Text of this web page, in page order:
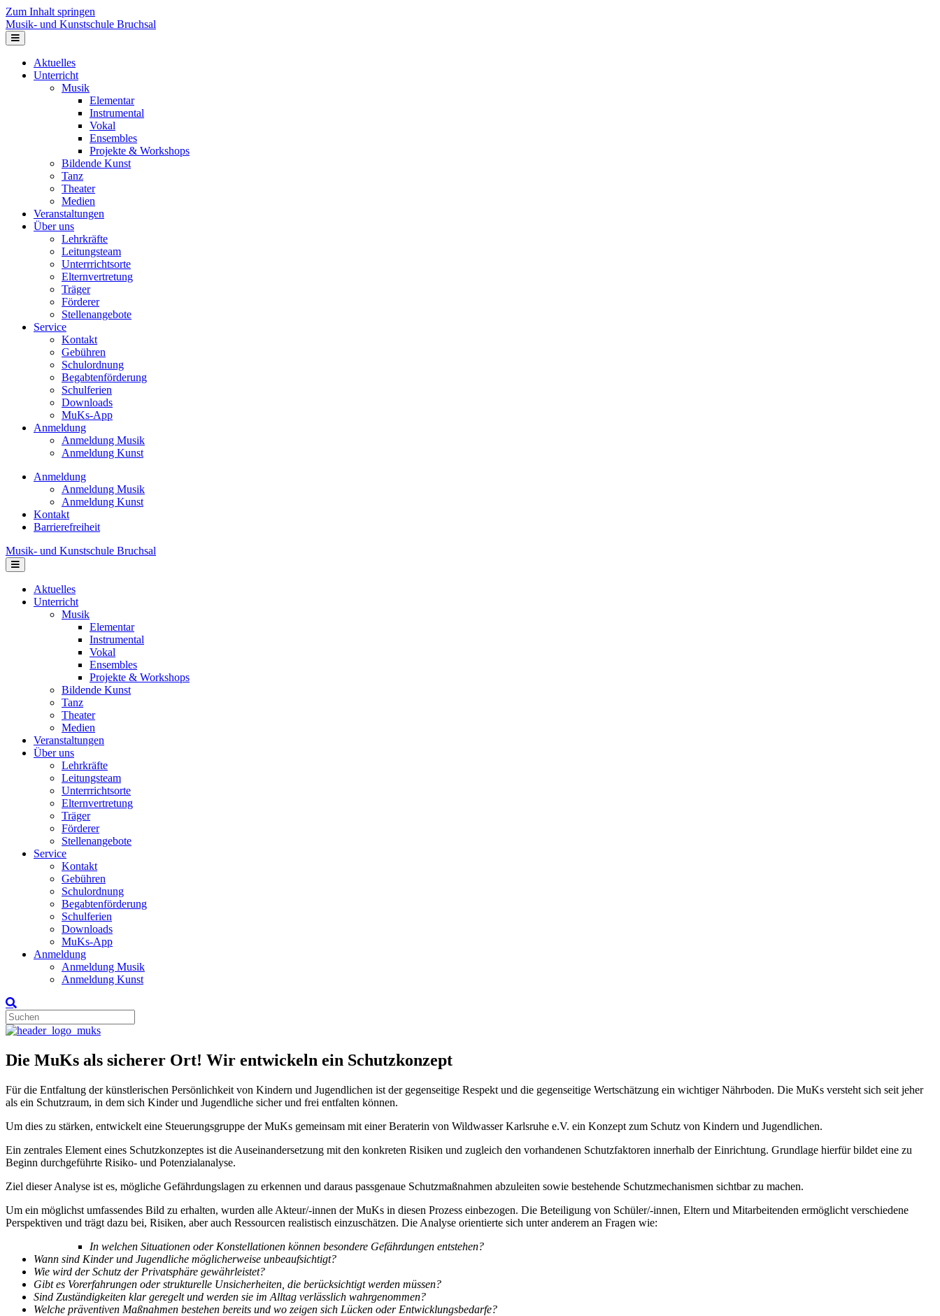
Zum Inhalt springen
Musik- und Kunstschule Bruchsal
Navigation
Aktuelles
Unterricht
Musik
Elementar
Instrumental
Vokal
Ensembles
Projekte & Workshops
Bildende Kunst
Tanz
Theater
Medien
Veranstaltungen
Über uns
Lehrkräfte
Leitungsteam
Unterrrichtsorte
Elternvertretung
Träger
Förderer
Stellenangebote
Service
Kontakt
Gebühren
Schulordnung
Begabtenförderung
Schulferien
Downloads
MuKs-App
Anmeldung
Anmeldung Musik
Anmeldung Kunst
Anmeldung
Anmeldung Musik
Anmeldung Kunst
Kontakt
Barrierefreiheit
Musik- und Kunstschule Bruchsal
Navigation
Aktuelles
Unterricht
Musik
Elementar
Instrumental
Vokal
Ensembles
Projekte & Workshops
Bildende Kunst
Tanz
Theater
Medien
Veranstaltungen
Über uns
Lehrkräfte
Leitungsteam
Unterrrichtsorte
Elternvertretung
Träger
Förderer
Stellenangebote
Service
Kontakt
Gebühren
Schulordnung
Begabtenförderung
Schulferien
Downloads
MuKs-App
Anmeldung
Anmeldung Musik
Anmeldung Kunst
Die MuKs als sicherer Ort! Wir entwickeln ein Schutzkonzept
Für die Entfaltung der künstlerischen Persönlichkeit von Kindern und Jugendlichen ist der gegenseitige Respekt und die gegenseitige Wertschätzung ein wichtiger Nährboden. Die MuKs versteht sich seit jeher
als ein Schutzraum, in dem sich Kinder und Jugendliche sicher und frei entfalten können.
Um dies zu stärken, entwickelt eine Steuerungsgruppe der MuKs gemeinsam mit einer Beraterin von Wildwasser Karlsruhe e.V. ein Konzept zum Schutz von Kindern und Jugendlichen.
Ein zentrales Element eines Schutzkonzeptes ist die Auseinandersetzung mit den konkreten Risiken und zugleich den vorhandenen Schutzfaktoren innerhalb der Einrichtung. Grundlage hierfür bildet eine zu
Beginn durchgeführte Risiko- und Potenzialanalyse.
Ziel dieser Analyse ist es, mögliche Gefährdungslagen zu erkennen und daraus passgenaue Schutzmaßnahmen abzuleiten sowie bestehende Schutzmechanismen sichtbar zu machen.
Um ein möglichst umfassendes Bild zu erhalten, wurden alle Akteur/-innen der MuKs in diesen Prozess einbezogen. Die Beteiligung von Schüler/-innen, Eltern und Mitarbeitenden ermöglicht verschiedene
Perspektiven und trägt dazu bei, Risiken, aber auch Ressourcen realistisch einzuschätzen. Die Analyse orientierte sich unter anderem an Fragen wie:
In welchen Situationen oder Konstellationen können besondere Gefährdungen entstehen?
Wann sind Kinder und Jugendliche möglicherweise unbeaufsichtigt?
Wie wird der Schutz der Privatsphäre gewährleistet?
Gibt es Vorerfahrungen oder strukturelle Unsicherheiten, die berücksichtigt werden müssen?
Sind Zuständigkeiten klar geregelt und werden sie im Alltag verlässlich wahrgenommen?
Welche präventiven Maßnahmen bestehen bereits und wo zeigen sich Lücken oder Entwicklungsbedarfe?